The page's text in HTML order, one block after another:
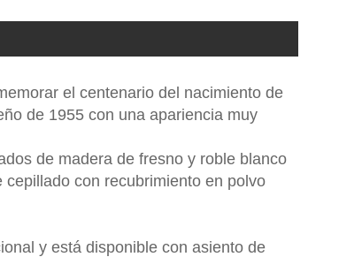
el centenario del nacimiento de
de 1955 con una apariencia muy
de madera de fresno y roble blanco
con recubrimiento en polvo
y está disponible con asiento de